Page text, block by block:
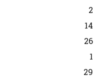
2
14
26
1
29